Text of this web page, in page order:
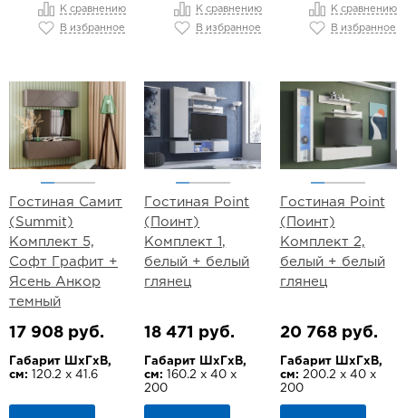
К сравнению
В избранное
К сравнению
В избранное
К сравнению
В избранное
Гостиная Самит
(Summit)
Комплект 5,
Софт Графит +
Ясень Анкор
темный
17 908 руб.
Габарит ШхГхВ,
см: 120.2 х 41.6
Гостиная Point
(Поинт)
Комплект 1,
белый + белый
глянец
18 471 руб.
Габарит ШхГхВ,
см:
160.2 х 40 х
200
Гостиная Point
(Поинт)
Комплект 2,
белый + белый
глянец
20 768 руб.
Габарит ШхГхВ,
см: 200.2 х 40 х
200